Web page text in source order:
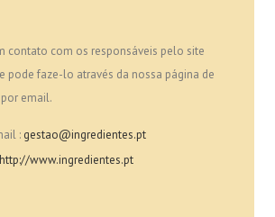
contato com os responsáveis pelo site
pode faze-lo através da nossa página de
email.
: gestao@ingredientes.pt
http://www.ingredientes.pt